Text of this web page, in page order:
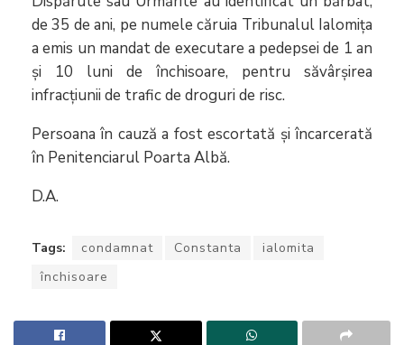
de 35 de ani, pe numele căruia Tribunalul Ialomița
a emis un mandat de executare a pedepsei de 1 an
și 10 luni de închisoare, pentru săvârșirea
infracțiunii de trafic de droguri de risc.
Persoana în cauză a fost escortată și încarcerată
în Penitenciarul Poarta Albă.
D.A.
Tags: condamnat Constanta
ialomita
închisoare